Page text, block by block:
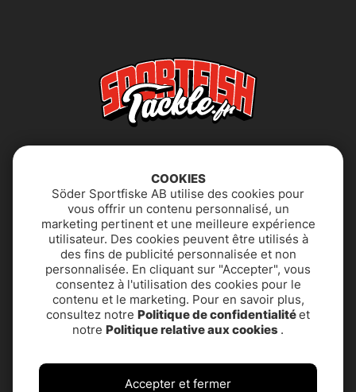
Déclaration
d'accessibilité
FAQ
Politique de
confidentialité
SUPPORT PRODUIT &
CONTACT
COOKIES
Söder Sportfiske AB utilise des cookies pour
vous offrir un contenu personnalisé, un
marketing pertinent et une meilleure expérience
utilisateur. Des cookies peuvent être utilisés à
des fins de publicité personnalisée et non
personnalisée. En cliquant sur "Accepter", vous
consentez à l'utilisation des cookies pour le
contenu et le marketing. Pour en savoir plus,
consultez notre Politique de confidentialitéet
notre Politique relative aux cookies .
Accepter et fermer